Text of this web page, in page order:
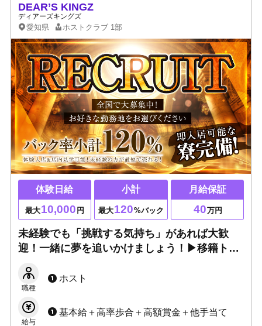
DEAR’S KINGZ
ディアーズキングズ
愛知県 ホストクラブ 1部
体験日給
最大10,000 円
小計
最大120%バック
月給保証
40万円
未経験でも「挑戦する気持ち」があれば大歓
迎！一緒に夢を追いかけましょう！▶移籍トラ
職種
ホスト
給与
基本給＋高率歩合＋高額賞金＋他手当て